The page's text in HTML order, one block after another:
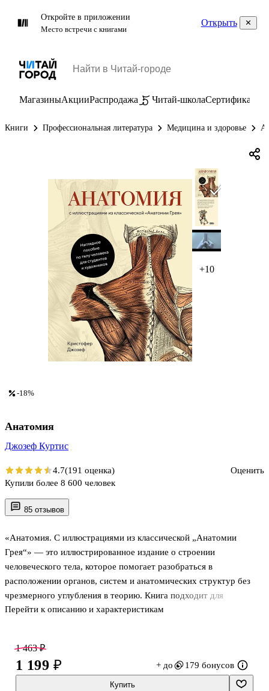
Откройте в приложении
Место встречи с книгами
Открыть
МагазиныАкцииРаспродажа Читай-школаСертификаты
Книги Профессиональная литература Медицина и здоровье
+10
85 отзывов
«Анатомия. С иллюстрациями из классической „Анатомии
Грея“» — это иллюстрированное издание о строении
человеческого тела, которое помогает разобраться в
расположении органов, систем и анатомических структур без
чрезмерного углубления в теорию. Книга подходит для
знакомства с основами анатомии, повторения уже изученного
понятными пояснениями, благодаря чему материал
воспринимается последовательно и наглядно. Издание особенно
удобно тем, кто хочет лучше ориентироваться в медицинской
Перейти к описанию и характеристикам
-18%
Анатомия
Джозеф Куртис
4.7(191 оценка)
Оценить
Купили более 8 600 человек
1 463 ₽
1 199 ₽ + до 179 бонусов
Купить